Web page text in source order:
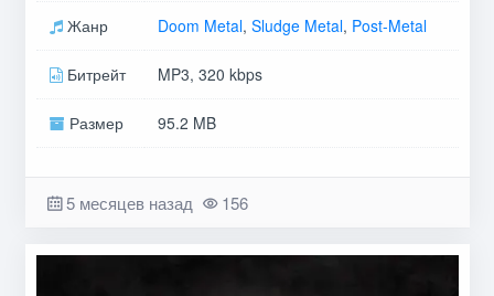
Жанр Doom Metal, Sludge Metal, Post-Metal
Битрейт MP3, 320 kbps
Размер 95.2 MB
5 месяцев назад 156